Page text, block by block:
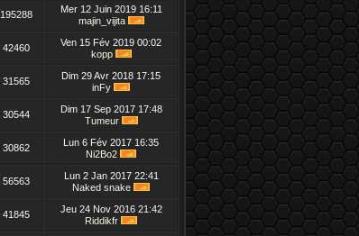
195288
Mer 12 Juin 2019 16:11
majin_vijita
42460
Ven 15 Fév 2019 00:02
kopp
31565
Dim 29 Avr 2018 17:15
inFy
30544
Dim 17 Sep 2017 17:48
Tumeur
30862
Lun 6 Fév 2017 16:35
Ni2Bo2
56563
Lun 2 Jan 2017 22:41
Naked snake
41845
Jeu 24 Nov 2016 21:42
Riddikfr